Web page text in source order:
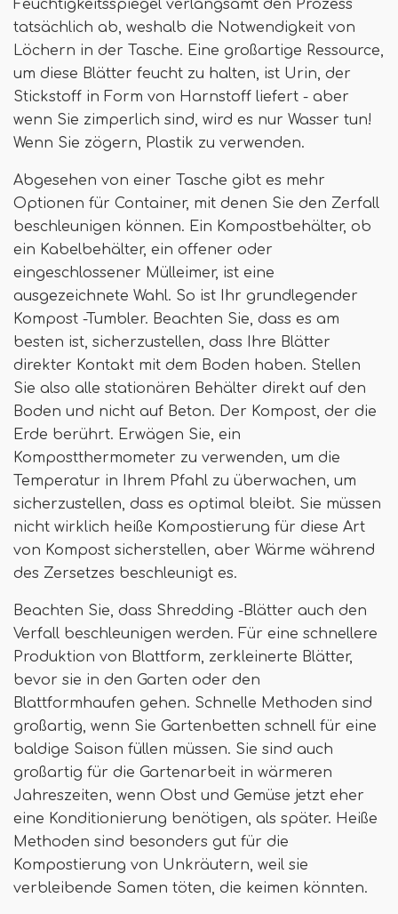
Feuchtigkeitsspiegel verlangsamt den Prozess
tatsächlich ab, weshalb die Notwendigkeit von
Löchern in der Tasche. Eine großartige Ressource,
um diese Blätter feucht zu halten, ist Urin, der
Stickstoff in Form von Harnstoff liefert - aber
wenn Sie zimperlich sind, wird es nur Wasser tun!
Wenn Sie zögern, Plastik zu verwenden.
Abgesehen von einer Tasche gibt es mehr
Optionen für Container, mit denen Sie den Zerfall
beschleunigen können. Ein Kompostbehälter, ob
ein Kabelbehälter, ein offener oder
eingeschlossener Mülleimer, ist eine
ausgezeichnete Wahl. So ist Ihr grundlegender
Kompost -Tumbler. Beachten Sie, dass es am
besten ist, sicherzustellen, dass Ihre Blätter
direkter Kontakt mit dem Boden haben. Stellen
Sie also alle stationären Behälter direkt auf den
Boden und nicht auf Beton. Der Kompost, der die
Erde berührt. Erwägen Sie, ein
Kompostthermometer zu verwenden, um die
Temperatur in Ihrem Pfahl zu überwachen, um
sicherzustellen, dass es optimal bleibt. Sie müssen
nicht wirklich heiße Kompostierung für diese Art
von Kompost sicherstellen, aber Wärme während
des Zersetzes beschleunigt es.
Beachten Sie, dass Shredding -Blätter auch den
Verfall beschleunigen werden. Für eine schnellere
Produktion von Blattform, zerkleinerte Blätter,
bevor sie in den Garten oder den
Blattformhaufen gehen. Schnelle Methoden sind
großartig, wenn Sie Gartenbetten schnell für eine
baldige Saison füllen müssen. Sie sind auch
großartig für die Gartenarbeit in wärmeren
Jahreszeiten, wenn Obst und Gemüse jetzt eher
eine Konditionierung benötigen, als später. Heiße
Methoden sind besonders gut für die
Kompostierung von Unkräutern, weil sie
verbleibende Samen töten, die keimen könnten.